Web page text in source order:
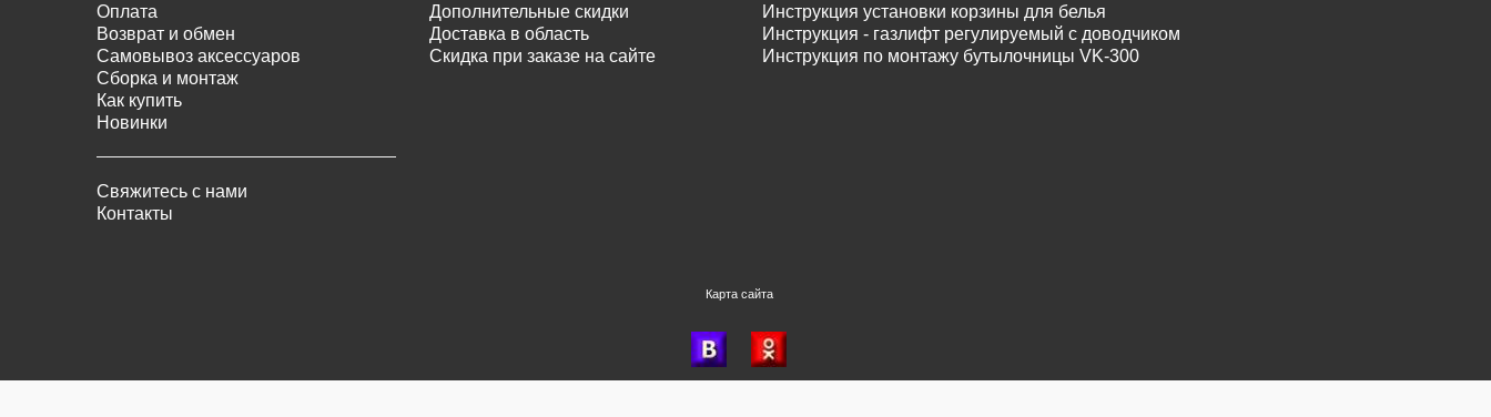
Оплата
Возврат и обмен
Самовывоз аксессуаров
Сборка и монтаж
Как купить
Новинки
Свяжитесь с нами
Контакты
Дополнительные скидки
Доставка в область
Скидка при заказе на сайте
Инструкция установки корзины для белья
Инструкция - газлифт регулируемый с доводчиком
Инструкция по монтажу бутылочницы VK-300
Карта сайта